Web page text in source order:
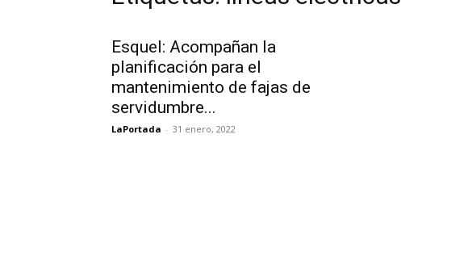
Esquel: Acompañan la
planificación para el
mantenimiento de fajas de
servidumbre...
LaPortada - 31 enero, 2022